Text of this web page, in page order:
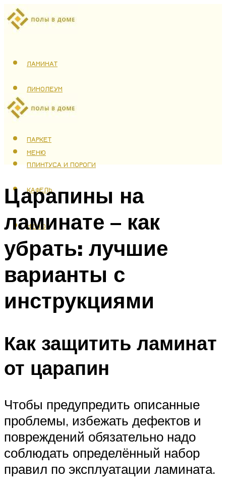
ЛАМИНАТ
ЛИНОЛЕУМ
ТЕПЛЫЙ ПОЛ
ПАРКЕТ
ПЛИНТУСА И ПОРОГИ
КАФЕЛЬ
МЕНЮ
МЕНЮ
Царапины на
ламинате – как
убрать: лучшие
варианты с
инструкциями
Как защитить ламинат
от царапин
Чтобы предупредить описанные
проблемы, избежать дефектов и
повреждений обязательно надо
соблюдать определённый набор
правил по эксплуатации ламината.